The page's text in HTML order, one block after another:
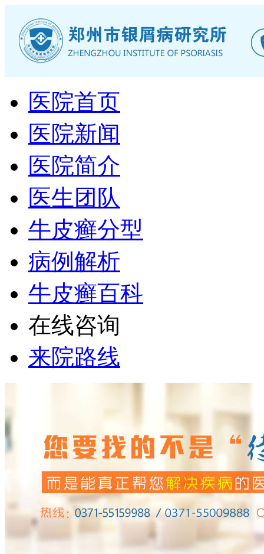
医院首页
医院新闻
医院简介
医生团队
牛皮癣分型
病例解析
牛皮癣百科
在线咨询
来院路线